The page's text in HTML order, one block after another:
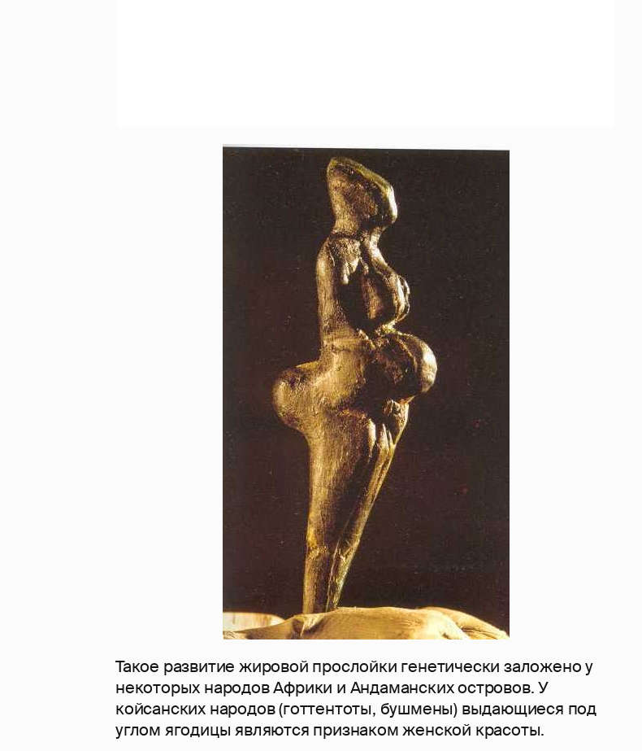
Такое развитие жировой прослойки генетически заложено у
некоторых народов Африки и Андаманских островов. У
койсанских народов (готтентоты, бушмены) выдающиеся под
углом ягодицы являются признаком женской красоты.